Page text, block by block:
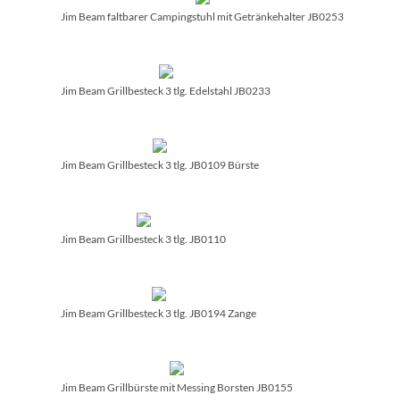
Jim Beam faltbarer Campingstuhl mit Getränkehalter JB0253
Jim Beam Grillbesteck 3 tlg. Edelstahl JB0233
Jim Beam Grillbesteck 3 tlg. JB0109 Bürste
Jim Beam Grillbesteck 3 tlg. JB0110
Jim Beam Grillbesteck 3 tlg. JB0194 Zange
Jim Beam Grillbürste mit Messing Borsten JB0155